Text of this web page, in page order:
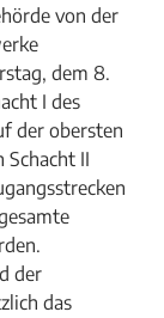
von der
dem 8.
I des
der obersten
Schacht II
der
das